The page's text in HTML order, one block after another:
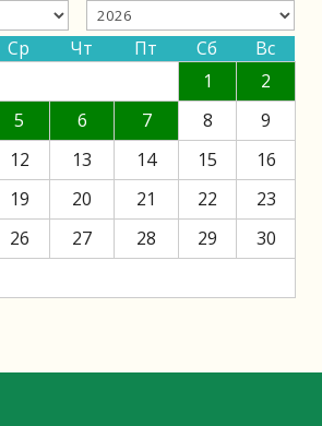
Ср Чт Пт Сб
Вс
1
2
5 6 7 8
9
12 13 14 15
16
19 20 21 22
23
26 27 28 29
30